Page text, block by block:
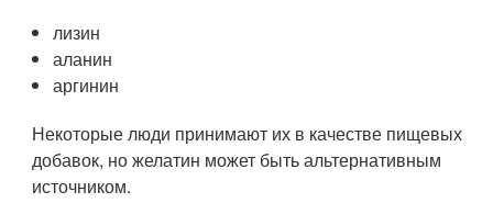
лизин
аланин
аргинин
Некоторые люди принимают их в качестве пищевых
добавок, но желатин может быть альтернативным
источником.